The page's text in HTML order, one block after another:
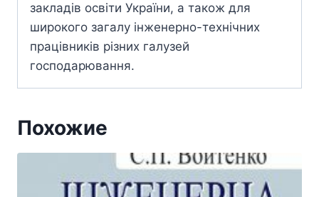
закладів освіти України, а також для
широкого загалу інженерно-технічних
працівників різних галузей
господарювання.
Похожие